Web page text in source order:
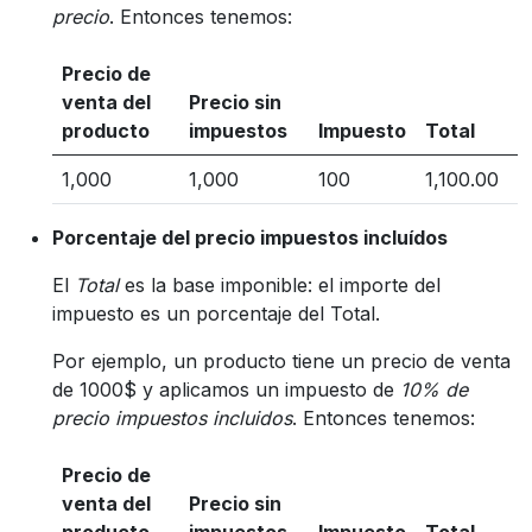
precio. Entonces tenemos:
Precio de
venta del
producto
Precio sin
impuestos
Impuesto Total
1,000 1,000 100 1,100.00
Porcentaje del precio impuestos incluídos
El Totales la base imponible: el importe del
impuesto es un porcentaje del Total.
Por ejemplo, un producto tiene un precio de venta
de 1000$ y aplicamos un impuesto de 10% de
precio impuestos incluidos. Entonces tenemos:
Precio de
venta del
Precio sin